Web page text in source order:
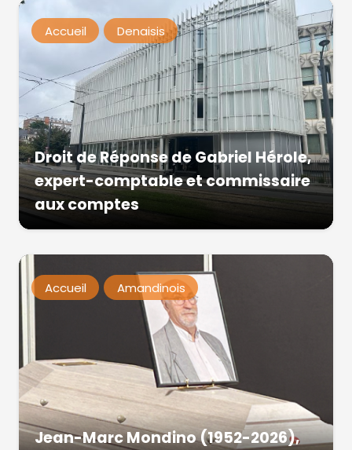
Accueil Denaisis
Droit de Réponse de Gabriel Hérole,
expert-comptable et commissaire
aux comptes
Accueil Amandinois
Jean-Marc Mondino (1952-2026),